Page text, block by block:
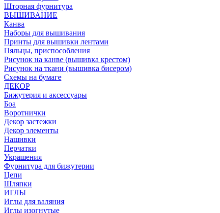
Шторная фурнитура
ВЫШИВАНИЕ
Канва
Наборы для вышивания
Принты для вышивки лентами
Пяльцы, приспособления
Рисунок на канве (вышивка крестом)
Рисунок на ткани (вышивка бисером)
Схемы на бумаге
ДЕКОР
Бижутерия и аксессуары
Боа
Воротнички
Декор застежки
Декор элементы
Нашивки
Перчатки
Украшения
Фурнитура для бижутерии
Цепи
Шляпки
ИГЛЫ
Иглы для валяния
Иглы изогнутые